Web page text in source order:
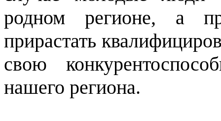
родном регионе, а
прирастать
свою
нашего региона.